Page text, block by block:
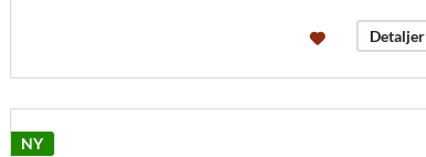
Detaljer
NY